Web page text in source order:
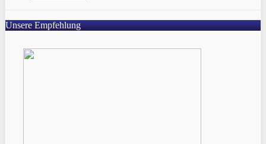
Unsere Empfehlung